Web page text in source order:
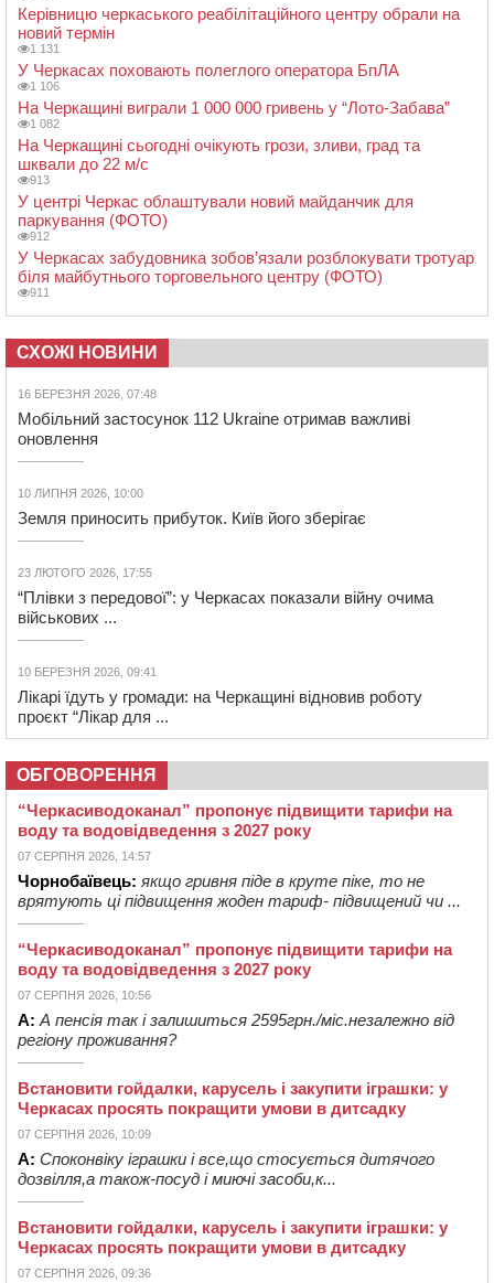
Керівницю черкаського реабілітаційного центру обрали на
новий термін
1 131
У Черкасах поховають полеглого оператора БпЛА
1 106
На Черкащині виграли 1 000 000 гривень у “Лото-Забава”
1 082
На Черкащині сьогодні очікують грози, зливи, град та
шквали до 22 м/с
913
У центрі Черкас облаштували новий майданчик для
паркування (ФОТО)
912
У Черкасах забудовника зобов’язали розблокувати тротуар
біля майбутнього торговельного центру (ФОТО)
911
СХОЖІ НОВИНИ
16 БЕРЕЗНЯ 2026, 07:48
Мобільний застосунок 112 Ukraine отримав важливі
оновлення
10 ЛИПНЯ 2026, 10:00
Земля приносить прибуток. Київ його зберігає
23 ЛЮТОГО 2026, 17:55
“Плівки з передової”: у Черкасах показали війну очима
військових ...
10 БЕРЕЗНЯ 2026, 09:41
Лікарі їдуть у громади: на Черкащині відновив роботу
проєкт “Лікар для ...
ОБГОВОРЕННЯ
“Черкасиводоканал” пропонує підвищити тарифи на
воду та водовідведення з 2027 року
07 СЕРПНЯ 2026, 14:57
Чорнобаївець: якщо гривня піде в круте піке, то не
врятують ці підвищення жоден тариф- підвищений чи ...
“Черкасиводоканал” пропонує підвищити тарифи на
воду та водовідведення з 2027 року
07 СЕРПНЯ 2026, 10:56
А: А пенсія так і залишиться 2595грн./міс.незалежно від
регіону проживання?
Встановити гойдалки, карусель і закупити іграшки: у
Черкасах просять покращити умови в дитсадку
07 СЕРПНЯ 2026, 10:09
А: Споконвіку іграшки і все,що стосується дитячого
дозвілля,а також-посуд і миючі засоби,к...
Встановити гойдалки, карусель і закупити іграшки: у
Черкасах просять покращити умови в дитсадку
07 СЕРПНЯ 2026, 09:36